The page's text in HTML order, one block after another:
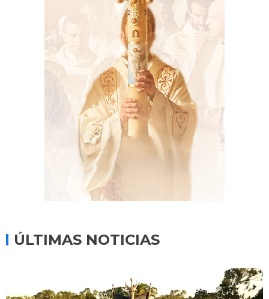
ÚLTIMAS NOTICIAS